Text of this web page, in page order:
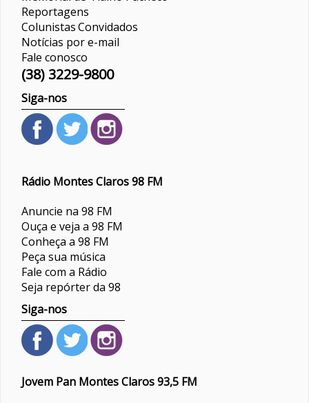
Reportagens
ColunistasConvidados
Notícias por e-mail
Fale conosco
(38) 3229-9800
Siga-nos
Rádio Montes Claros 98 FM
Anuncie na 98 FM
Ouça e veja a 98 FM
Conheça a 98 FM
Peça sua música
Fale com a Rádio
Seja repórter da 98
Siga-nos
Jovem Pan Montes Claros 93,5 FM